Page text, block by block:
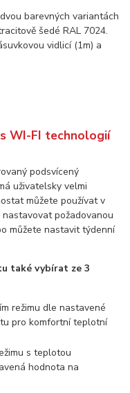
barevných variantách
šedé RAL 7024.
vidlicí (1m) a
WI-FI technologií
podsvícený
uživatelsky velmi
můžete používat v
požadovanou
můžete nastavit týdenní
také vybírat ze 3
režimu dle nastavené
pro komfortní teplotní
s teplotou
hodnota na